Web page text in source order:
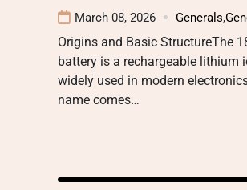
March 08, 2026 Generals,
Origins and Basic StructureThe
battery is a rechargeable lithium
widely used in modern
name comes…